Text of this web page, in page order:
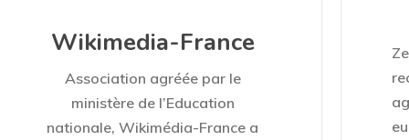
Wikimedia-France
Association agréée par le
ministère de l’Education
nationale, Wikimédia-France a